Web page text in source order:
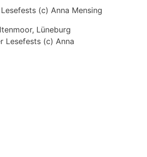
(c) Anna Mensing
Lesefests (c) Anna